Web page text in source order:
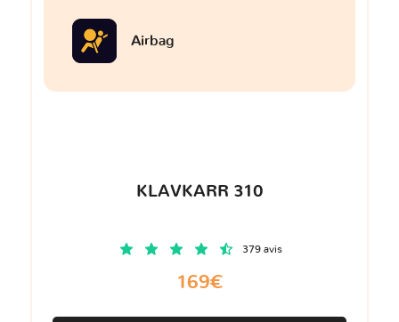
Airbag
KLAVKARR 310
379 avis
169€